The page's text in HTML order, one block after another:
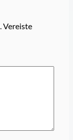
Vereiste